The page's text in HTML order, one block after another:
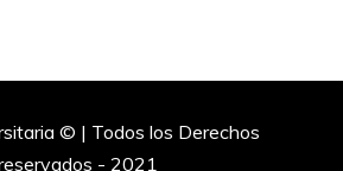
© | Todos los Derechos
- 2021